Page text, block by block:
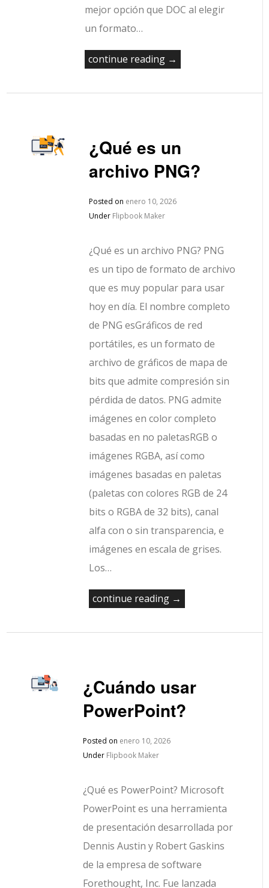
mejor opción que DOC al elegir
un formato…
continue reading →
¿Qué es un
archivo PNG?
Posted on enero 10, 2026
Under Flipbook Maker
¿Qué es un archivo PNG? PNG
es un tipo de formato de archivo
que es muy popular para usar
hoy en día. El nombre completo
de PNG esGráficos de red
portátiles, es un formato de
archivo de gráficos de mapa de
bits que admite compresión sin
pérdida de datos. PNG admite
imágenes en color completo
basadas en no paletasRGB o
imágenes RGBA, así como
imágenes basadas en paletas
(paletas con colores RGB de 24
bits o RGBA de 32 bits), canal
alfa con o sin transparencia, e
imágenes en escala de grises.
Los…
continue reading →
¿Cuándo usar
PowerPoint?
Posted on enero 10, 2026
Under Flipbook Maker
¿Qué es PowerPoint? Microsoft
PowerPoint es una herramienta
de presentación desarrollada por
Dennis Austin y Robert Gaskins
de la empresa de software
Forethought, Inc. Fue lanzada